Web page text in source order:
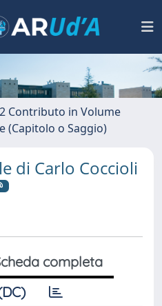
2 Contributo in Volume
(Capitolo o Saggio)
di Carlo Coccioli
completa